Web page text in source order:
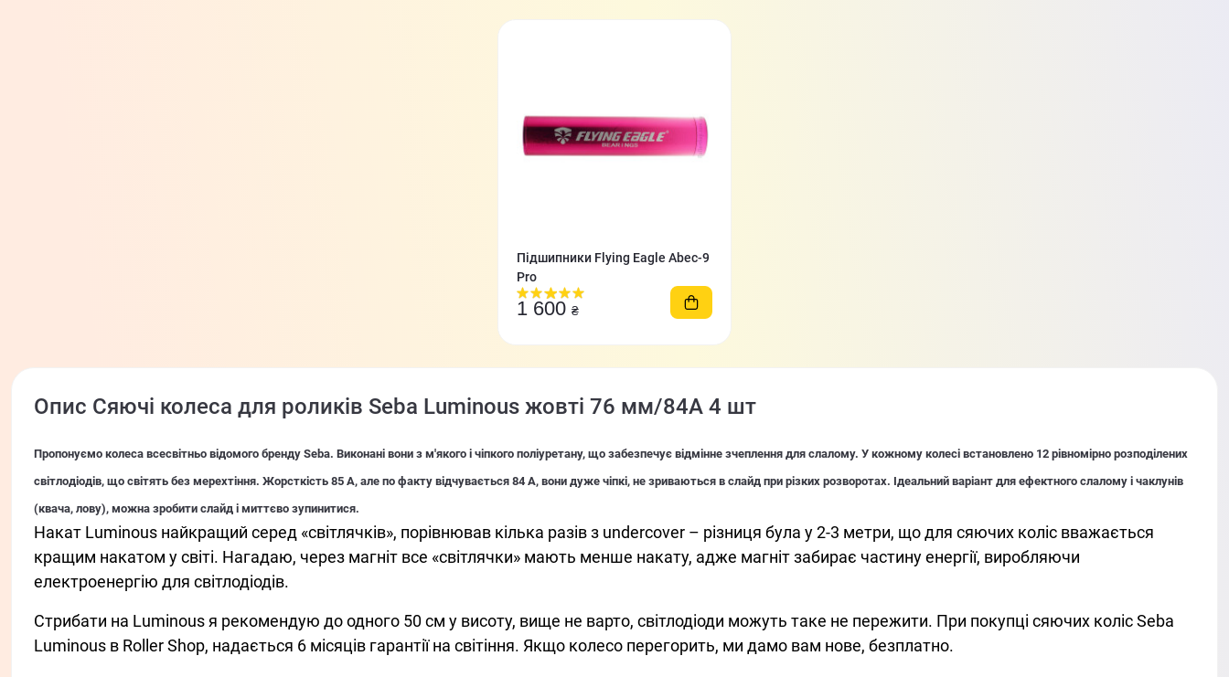
Підшипники Flying Eagle Abec-9
Pro
1 600 ₴
Опис Сяючі колеса для роликів Seba Luminous жовті 76 мм/84A 4 шт
Пропонуємо колеса всесвітньо відомого бренду Seba. Виконані вони з м'якого і чіпкого поліуретану, що забезпечує відмінне зчеплення для слалому. У кожному колесі встановлено 12 рівномірно розподілених
світлодіодів, що світять без мерехтіння. Жорсткість 85 А, але по факту відчувається 84 А, вони дуже чіпкі, не зриваються в слайд при різких розворотах. Ідеальний варіант для ефектного слалому і чаклунів
(квача, лову), можна зробити слайд і миттєво зупинитися.
Накат Luminous найкращий серед «світлячків», порівнював кілька разів з undercover – різниця була у 2-3 метри, що для сяючих коліс вважається
кращим накатом у світі. Нагадаю, через магніт все «світлячки» мають менше накату, адже магніт забирає частину енергії, виробляючи
електроенергію для світлодіодів.
Стрибати на Luminous я рекомендую до одного 50 см у висоту, вище не варто, світлодіоди можуть таке не пережити. При покупці сяючих коліс Seba
Luminous в Roller Shop, надається 6 місяців гарантії на світіння. Якщо колесо перегорить, ми дамо вам нове, безплатно.